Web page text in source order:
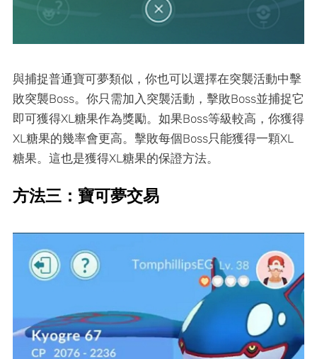
與捕捉普通寶可夢類似，你也可以選擇在突襲活動中擊
敗突襲Boss。你只需加入突襲活動，擊敗Boss並捕捉它
即可獲得XL糖果作為獎勵。如果Boss等級較高，你獲得
XL糖果的幾率會更高。擊敗每個Boss只能獲得一顆XL
糖果。這也是獲得XL糖果的保證方法。
方法三：寶可夢交易